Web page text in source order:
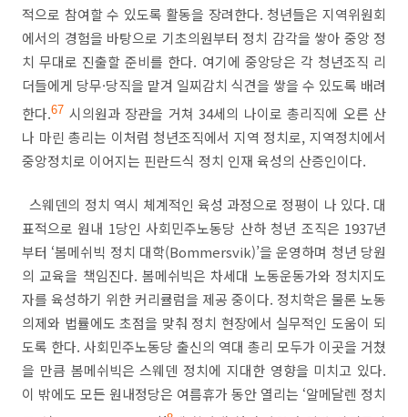
적으로 참여할 수 있도록 활동을 장려한다. 청년들은 지역위원회
에서의 경험을 바탕으로 기초의원부터 정치 감각을 쌓아 중앙 정
치 무대로 진출할 준비를 한다. 여기에 중앙당은 각 청년조직 리
더들에게 당무·당직을 맡겨 일찌감치 식견을 쌓을 수 있도록 배려
한다.67 시의원과 장관을 거쳐 34세의 나이로 총리직에 오른 산
나 마린 총리는 이처럼 청년조직에서 지역 정치로,지역정치에서
중앙정치로 이어지는 핀란드식 정치 인재 육성의 산증인이다.
스웨덴의 정치 역시 체계적인 육성 과정으로 정평이 나 있다. 대
표적으로 원내 1당인 사회민주노동당 산하 청년 조직은 1937년
부터 ‘봄메쉬빅 정치 대학(Bommersvik)’을 운영하며 청년 당원
의 교육을 책임진다.봄메쉬빅은 차세대 노동운동가와 정치지도
자를 육성하기 위한 커리큘럼을 제공 중이다. 정치학은 물론 노동
의제와 법률에도 초점을 맞춰 정치 현장에서 실무적인 도움이 되
도록 한다. 사회민주노동당 출신의 역대 총리 모두가 이곳을 거쳤
을 만큼 봄메쉬빅은 스웨덴 정치에 지대한 영향을 미치고 있다.
이 밖에도 모든 원내정당은 여름휴가 동안 열리는 ‘알메달렌 정치